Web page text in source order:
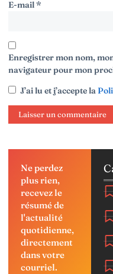
E-mail*
Enregistrer mon nom,
navigateur pour mon
J’ai lu et j’accepte la
Ne perdez
plus rien,
recevez le
résumé de
l'actualité
quotidienne,
directement
dans votre
courriel.